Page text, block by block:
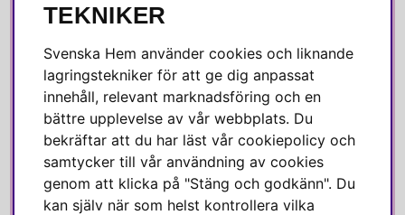
Alla recensioner
Om Svenska Hem
Kundservice
Medlemsklubb
Press & media
SOCIALA MEDIER
TEKNIKER
Svenska Hem använder cookies och liknande
lagringstekniker för att ge dig anpassat
innehåll, relevant marknadsföring och en
bättre upplevelse av vår webbplats. Du
bekräftar att du har läst vår cookiepolicy och
samtycker till vår användning av cookies
genom att klicka på "Stäng och godkänn". Du
kan själv när som helst kontrollera vilka